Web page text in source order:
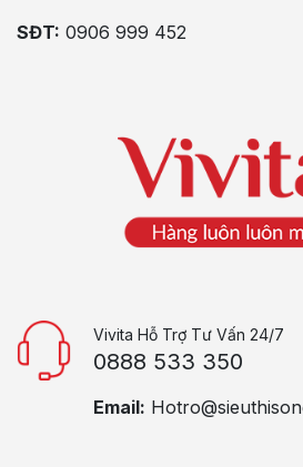
SĐT: 0906 999 452
Vivita Hỗ Trợ Tư Vấn 24/7
0888 533 350
Email: